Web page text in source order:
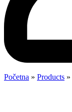
Početna » Products »